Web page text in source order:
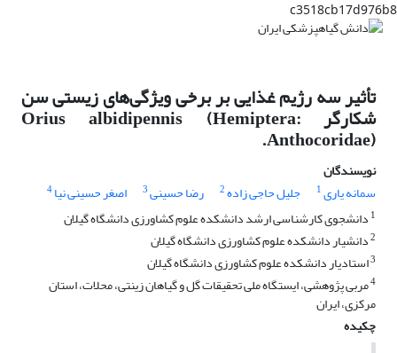
c3518cb17d976b8
تأثیر سه رژیم غذایی بر برخی ویژگی‌های زیستی سن
شکارگر Orius albidipennis (Hemiptera:
Anthocoridae).
نویسندگان
سمانه یاری1 جلیل حاجی زاده2 رضا حسینی3 اصغر حسینی نیا4
1 دانشجوی کارشناسی ارشد دانشکده علوم کشاورزی دانشگاه گیلان
2دانشیار دانشکده علوم کشاورزی دانشگاه گیلان
3استادیار دانشکده علوم کشاورزی دانشگاه گیلان
4مربی پژوهشی، ایستگاه ملی تحقیقات گل و گیاهان زینتی، محلات، استان
مرکزی، ایران
چکیده